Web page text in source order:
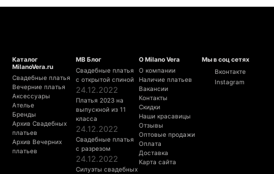
Каталог
MilanoVera.ru
Свадебные платья
Вечерние платья
Аксессуары
Ателье
Бренды
Архив Свадебных
платьев
Архив Вечерних
платьев
МВ Блог
Свадебные платья
с открытой спиной
24.12.2022
Платья 2023 на
выпускной из 11
класса
24.12.2022
Свадебные платья
с разрезом
24.12.2022
Силуэты свадебных
О Milano Vera
О компании
Наличие платьев
Вакансии
Контакты
Скидки
Наши красавицы
Отзывы
Оптовые продажи
Оплата
Доставка
Карта сайта
Мы в соц сетях
Вконтакте
Instagram